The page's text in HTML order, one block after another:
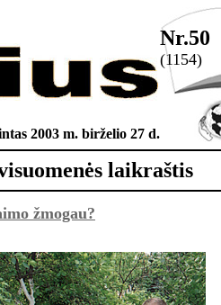
2003 m. birželio 27 d.
Nr.50
(1154)
laikraštis
žmogau?